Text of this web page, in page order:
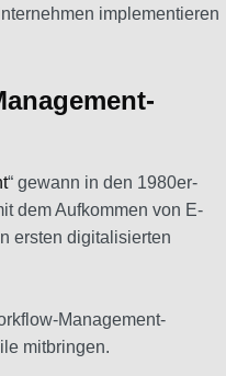
implementieren
“ gewann in den 1980er-
dem Aufkommen von E-
ersten digitalisierten
Management-
mitbringen.